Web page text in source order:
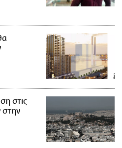
στις
στην